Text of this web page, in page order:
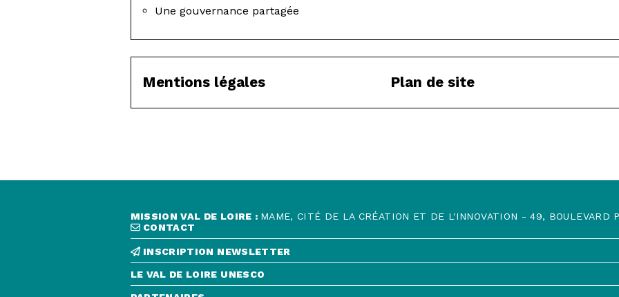
Une gouvernance partagée
Mentions légales Plan de site
MISSION VAL DE LOIRE : MAME, CITÉ DE LA CRÉATION ET DE L'INNOVATION - 49,
CONTACT
INSCRIPTION NEWSLETTER
LE VAL DE LOIRE UNESCO